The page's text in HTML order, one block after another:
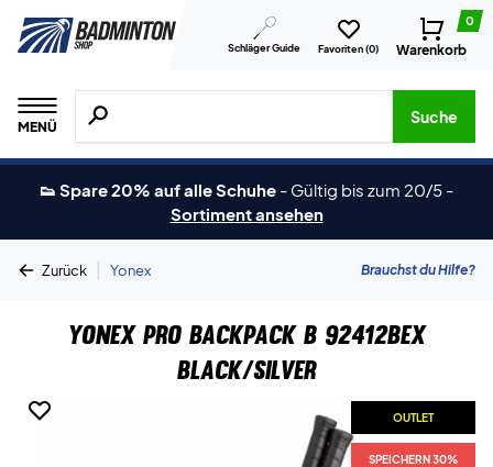
Schläger Guide Favoriten (0)
0
Warenkorb
MENÜ
Suche nach Produkten, Marken usw.
Suche
👟 Spare 20% auf alle Schuhe - Gültig bis zum 20/5 -
Sortiment ansehen
Zurück | Yonex Brauchst du Hilfe?
Yonex Pro Backpack B 92412BEX
Black/Silver
OUTLET
SPEICHERN 30%